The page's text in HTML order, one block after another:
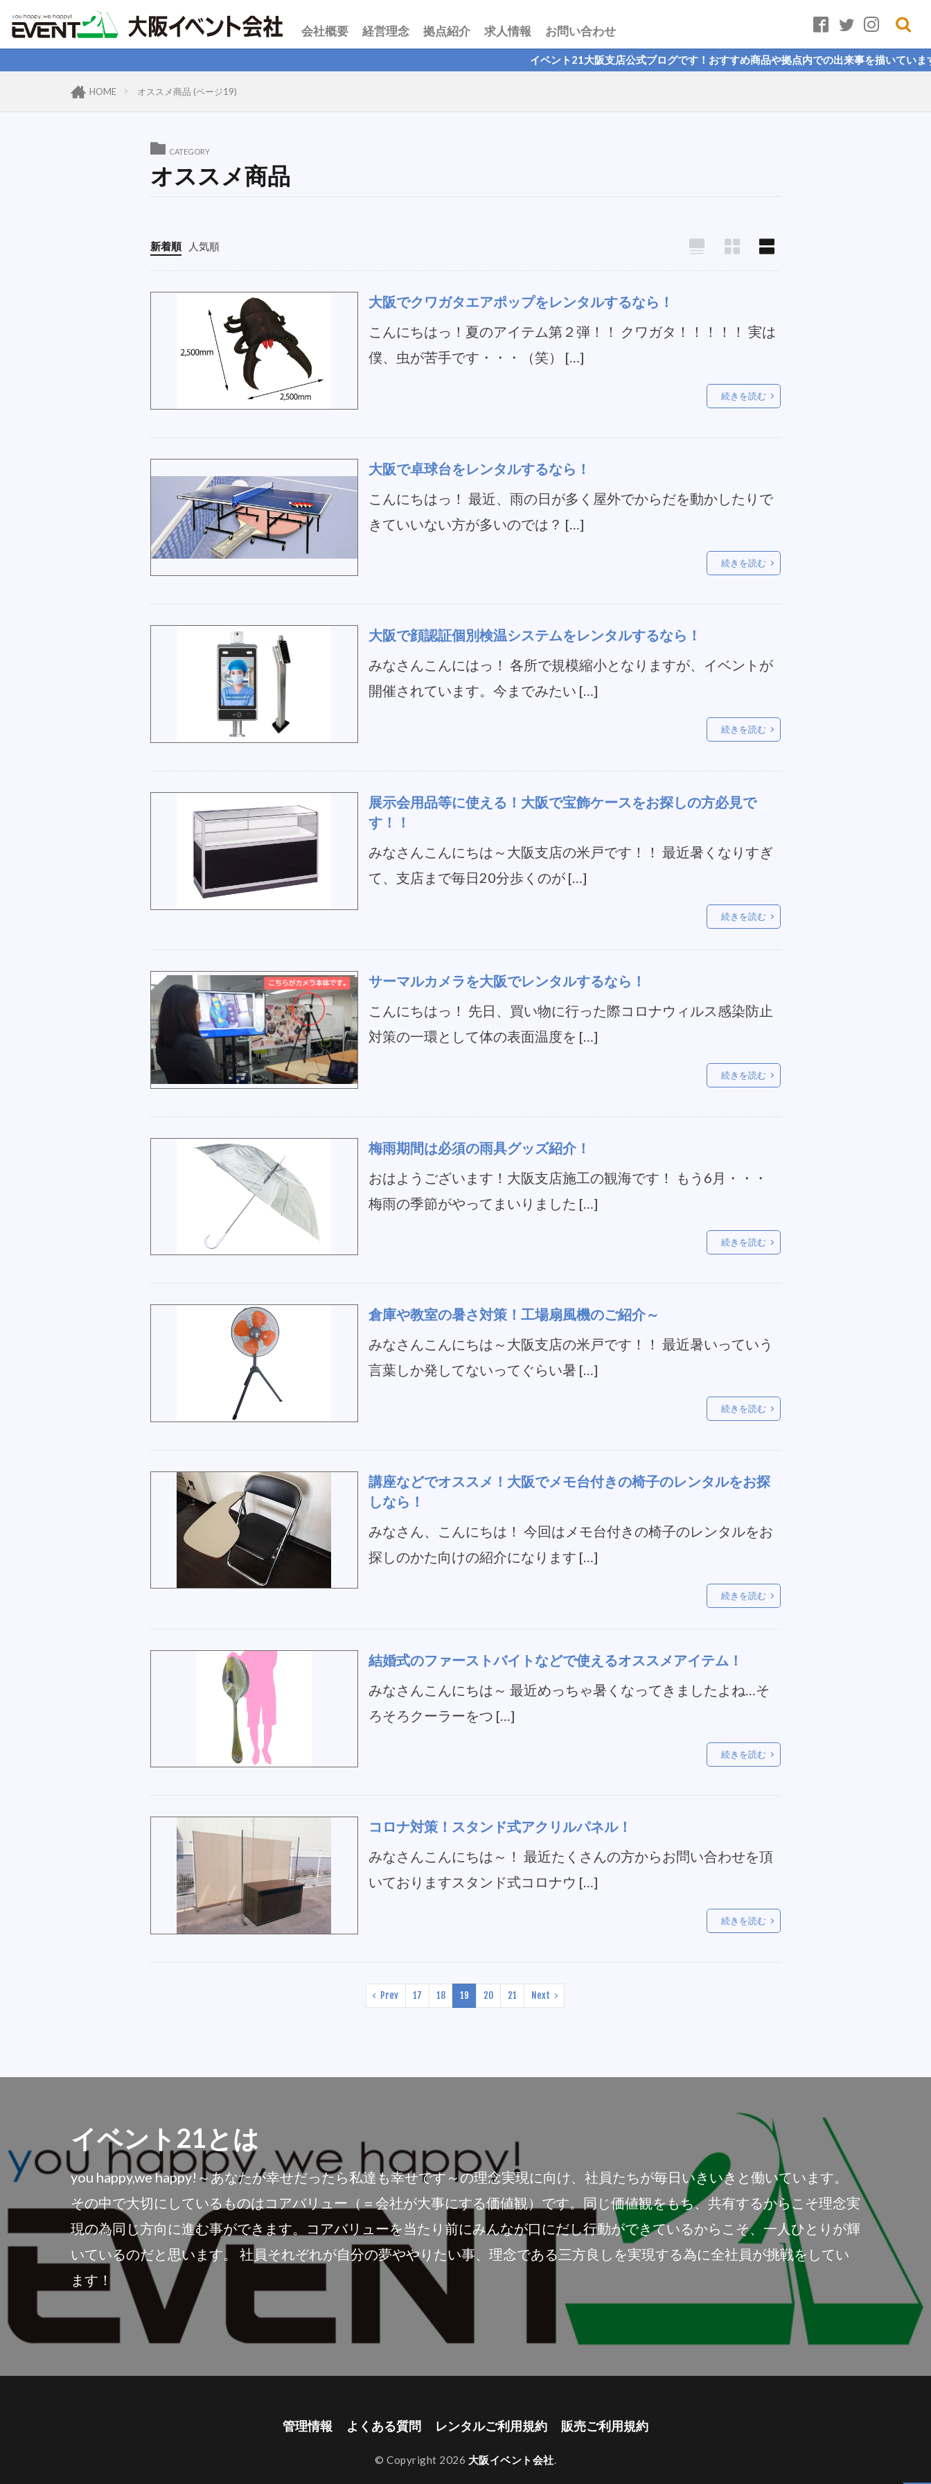
会社概要 経営理念 拠点紹介 求人情報 お問い合わせ
イベント21大阪支店公式ブログです！おすすめ商品や拠点内での出来事を描いていますので、ぜ
HOME オススメ商品 (ページ19)
CATEGORY
オススメ商品
新着順 人気順
大阪でクワガタエアポップをレンタルするなら！
こんにちはっ！夏のアイテム第２弾！！ クワガタ！！！！！ 実は
僕、虫が苦手です・・・（笑） […]
続きを読む
大阪で卓球台をレンタルするなら！
こんにちはっ！ 最近、雨の日が多く屋外でからだを動かしたりで
きていいない方が多いのでは？ […]
続きを読む
大阪で顔認証個別検温システムをレンタルするなら！
みなさんこんにはっ！ 各所で規模縮小となりますが、イベントが
開催されています。今までみたい […]
続きを読む
展示会用品等に使える！大阪で宝飾ケースをお探しの方必見で
す！！
みなさんこんにちは～大阪支店の米戸です！！ 最近暑くなりすぎ
て、支店まで毎日20分歩くのが […]
続きを読む
サーマルカメラを大阪でレンタルするなら！
こんにちはっ！ 先日、買い物に行った際コロナウィルス感染防止
対策の一環として体の表面温度を […]
続きを読む
梅雨期間は必須の雨具グッズ紹介！
おはようございます！大阪支店施工の観海です！ もう6月・・・
梅雨の季節がやってまいりました […]
続きを読む
倉庫や教室の暑さ対策！工場扇風機のご紹介～
みなさんこんにちは～大阪支店の米戸です！！ 最近暑いっていう
言葉しか発してないってぐらい暑 […]
続きを読む
講座などでオススメ！大阪でメモ台付きの椅子のレンタルをお探
しなら！
みなさん、こんにちは！ 今回はメモ台付きの椅子のレンタルをお
探しのかた向けの紹介になります […]
続きを読む
結婚式のファーストバイトなどで使えるオススメアイテム！
みなさんこんにちは～ 最近めっちゃ暑くなってきましたよね…そ
ろそろクーラーをつ […]
続きを読む
コロナ対策！スタンド式アクリルパネル！
みなさんこんにちは～！ 最近たくさんの方からお問い合わせを頂
いておりますスタンド式コロナウ […]
続きを読む
Prev 17 18 19 20 21 Next
イベント21とは
you happy,we happy!～あなたが幸せだったら私達も幸せです～の理念実現に向け、社員たちが毎日いきいきと働いています。
その中で大切にしているものはコアバリュー（＝会社が大事にする価値観）です。同じ価値観をもち、共有するからこそ理念実
現の為同じ方向に進む事ができます。コアバリューを当たり前にみんなが口にだし行動ができているからこそ、一人ひとりが輝
いているのだと思います。 社員それぞれが自分の夢ややりたい事、理念である三方良しを実現する為に全社員が挑戦をしてい
ます！
管理情報 よくある質問 レンタルご利用規約 販売ご利用規約
© Copyright 2026 大阪イベント会社.